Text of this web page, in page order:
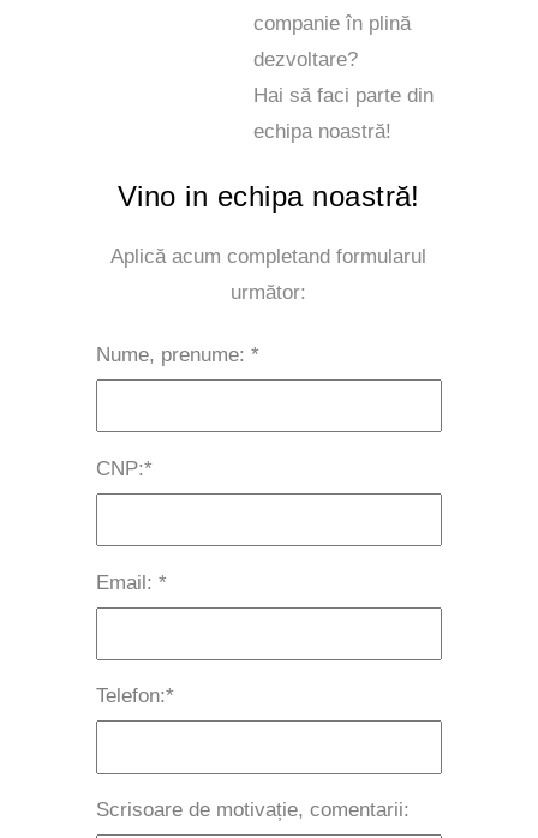
companie în plină
dezvoltare?
Hai să faci parte din
echipa noastră!
Vino in echipa noastră!
Aplică acum completand formularul
următor:
Nume, prenume: *
CNP:*
Email: *
Telefon:*
Scrisoare de motivație, comentarii: